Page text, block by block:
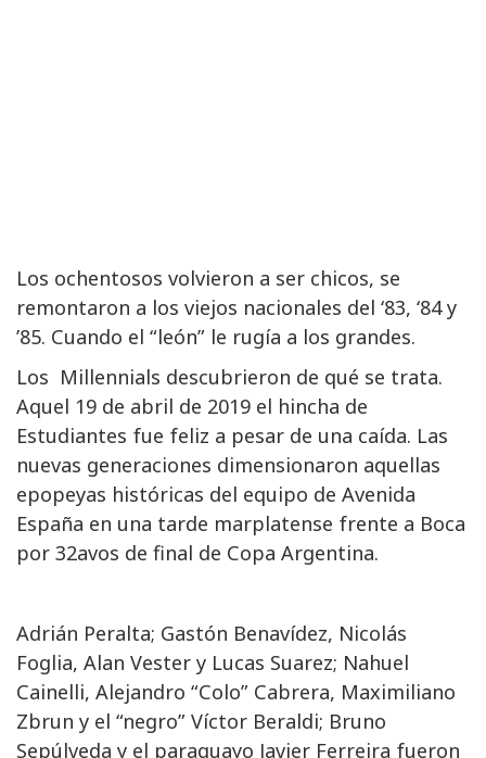
Los ochentosos volvieron a ser chicos, se
remontaron a los viejos nacionales del ‘83, ‘84 y
’85. Cuando el “león” le rugía a los grandes.
Los Millennials descubrieron de qué se trata.
Aquel 19 de abril de 2019 el hincha de
Estudiantes fue feliz a pesar de una caída. Las
nuevas generaciones dimensionaron aquellas
epopeyas históricas del equipo de Avenida
España en una tarde marplatense frente a Boca
por 32avos de final de Copa Argentina.
Adrián Peralta; Gastón Benavídez, Nicolás
Foglia, Alan Vester y Lucas Suarez; Nahuel
Cainelli, Alejandro “Colo” Cabrera, Maximiliano
Zbrun y el “negro” Víctor Beraldi; Bruno
Sepúlveda y el paraguayo Javier Ferreira fueron